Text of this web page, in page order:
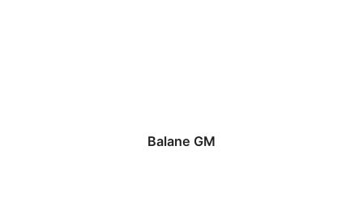
Balane GM